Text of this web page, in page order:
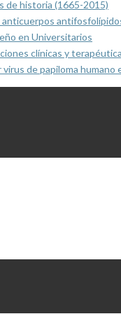
de historia (1665-2015)
en Universitarios
clínicas y
de papiloma